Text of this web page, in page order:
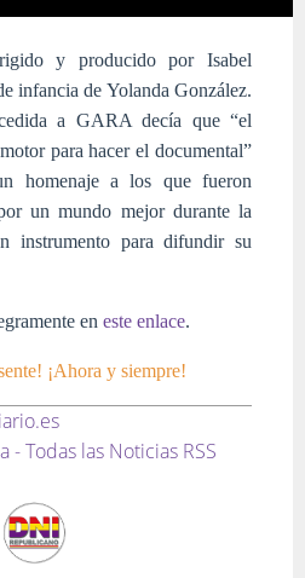
y producido por Isabel
infancia de Yolanda González.
a GARA decía que “el
para hacer el documental”
homenaje a los que fueron
un mundo mejor durante la
instrumento para difundir su
en este enlace.
¡Ahora y siempre!
- Todas las Noticias RSS